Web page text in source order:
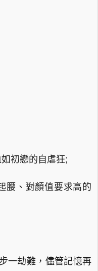
初戀的自虐狂;
腰、對顏值要求高的
一劫難，儘管記憶再